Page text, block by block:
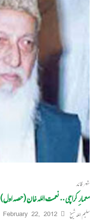
شہر قائد
معمارِ کراچی ..نعمت اللہ خان (حصہ اول)
سلیم اللہ شیخ February 22, 2012